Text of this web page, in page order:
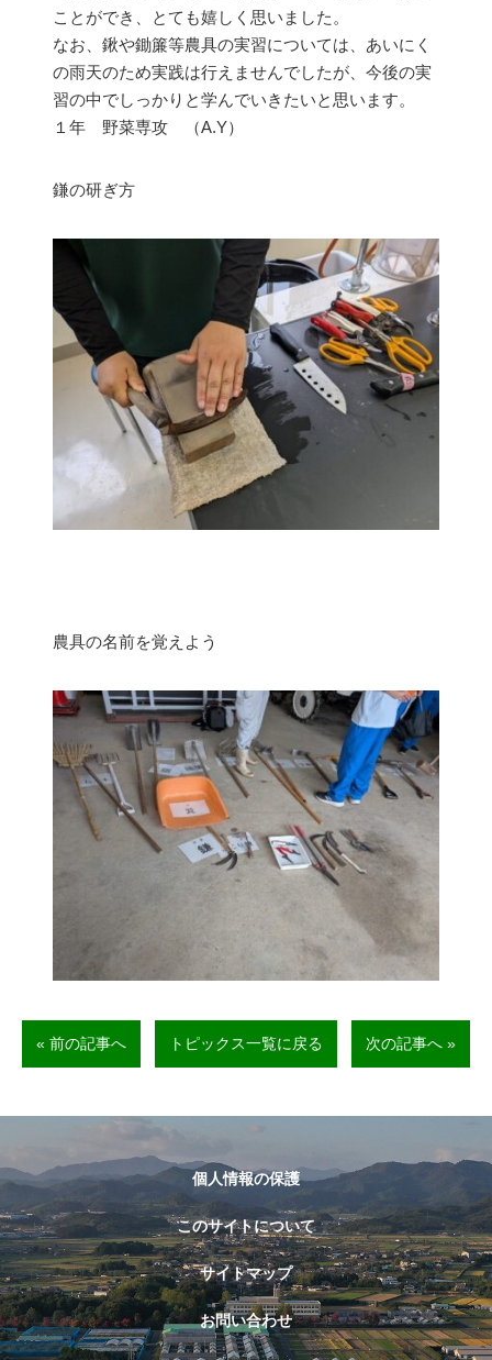
ことができ、とても嬉しく思いました。
なお、鍬や鋤簾等農具の実習については、あいにく
の雨天のため実践は行えませんでしたが、今後の実
習の中でしっかりと学んでいきたいと思います。
１年 野菜専攻 （A.Y）
鎌の研ぎ方
農具の名前を覚えよう
« 前の記事へ トピックス一覧に戻る 次の記事へ »
個人情報の保護
このサイトについて
サイトマップ
お問い合わせ